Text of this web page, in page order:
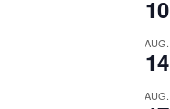
10
AUG.
14
AUG.